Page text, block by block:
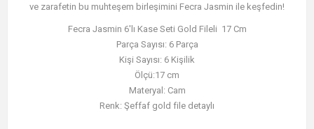
ve zarafetin bu muhteşem birleşimini Fecra Jasmin ile keşfedin!
Fecra Jasmin 6'lı Kase Seti Gold Fileli 17 Cm
Parça Sayısı: 6 Parça
Kişi Sayısı: 6 Kişilik
Ölçü:17 cm
Materyal: Cam
Renk: Şeffaf gold file detaylı